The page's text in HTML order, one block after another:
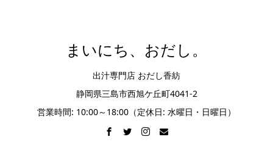
まいにち、おだし。
出汁専門店 おだし香紡
静岡県三島市西旭ケ丘町4041-2
営業時間: 10:00～18:00（定休日: 水曜日・日曜日）